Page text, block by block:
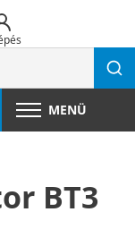
MENÜ
BT3